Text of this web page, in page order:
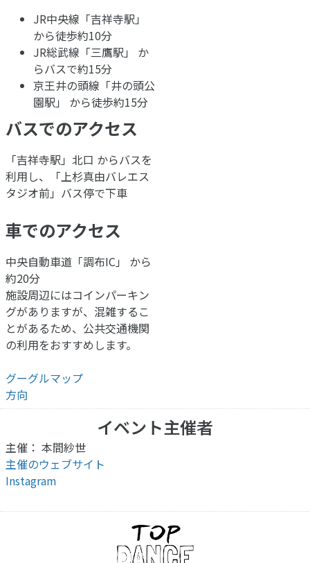
JR中央線「吉祥寺駅」
から徒歩約10分
JR総武線「三鷹駅」 か
らバスで約15分
京王井の頭線「井の頭公
園駅」 から徒歩約15分
バスでのアクセス
「吉祥寺駅」北口 からバスを
利用し、「上杉真由バレエス
タジオ前」バス停で下車
車でのアクセス
中央自動車道「調布IC」 から
約20分
施設周辺にはコインパーキン
グがありますが、混雑するこ
とがあるため、公共交通機関
の利用をおすすめします。
グーグルマップ
方向
イベント主催者
主催： 本間紗世
主催のウェブサイト
Instagram